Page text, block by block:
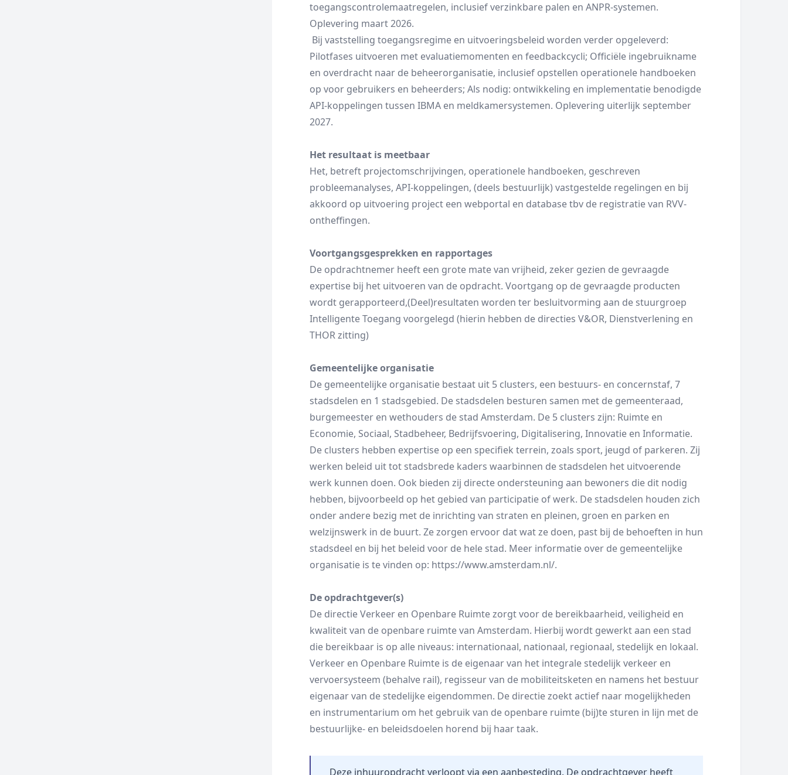
toegangscontrolemaatregelen, inclusief verzinkbare palen en ANPR-systemen.
Oplevering maart 2026.
Bij vaststelling toegangsregime en uitvoeringsbeleid worden verder opgeleverd:
Pilotfases uitvoeren met evaluatiemomenten en feedbackcycli; Officiële ingebruikname
en overdracht naar de beheerorganisatie, inclusief opstellen operationele handboeken
op voor gebruikers en beheerders; Als nodig: ontwikkeling en implementatie benodigde
API-koppelingen tussen IBMA en meldkamersystemen. Oplevering uiterlijk september
2027.
Het resultaat is meetbaar
Het, betreft projectomschrijvingen, operationele handboeken, geschreven
probleemanalyses, API-koppelingen, (deels bestuurlijk) vastgestelde regelingen en bij
akkoord op uitvoering project een webportal en database tbv de registratie van RVV-
ontheffingen.
Voortgangsgesprekken en rapportages
De opdrachtnemer heeft een grote mate van vrijheid, zeker gezien de gevraagde
expertise bij het uitvoeren van de opdracht. Voortgang op de gevraagde producten
wordt gerapporteerd,(Deel)resultaten worden ter besluitvorming aan de stuurgroep
Intelligente Toegang voorgelegd (hierin hebben de directies V&OR, Dienstverlening en
THOR zitting)
Gemeentelijke organisatie
De gemeentelijke organisatie bestaat uit 5 clusters, een bestuurs- en concernstaf, 7
stadsdelen en 1 stadsgebied. De stadsdelen besturen samen met de gemeenteraad,
burgemeester en wethouders de stad Amsterdam. De 5 clusters zijn: Ruimte en
Economie, Sociaal, Stadbeheer, Bedrijfsvoering, Digitalisering, Innovatie en Informatie.
De clusters hebben expertise op een specifiek terrein, zoals sport, jeugd of parkeren. Zij
werken beleid uit tot stadsbrede kaders waarbinnen de stadsdelen het uitvoerende
werk kunnen doen. Ook bieden zij directe ondersteuning aan bewoners die dit nodig
hebben, bijvoorbeeld op het gebied van participatie of werk. De stadsdelen houden zich
onder andere bezig met de inrichting van straten en pleinen, groen en parken en
welzijnswerk in de buurt. Ze zorgen ervoor dat wat ze doen, past bij de behoeften in hun
stadsdeel en bij het beleid voor de hele stad. Meer informatie over de gemeentelijke
organisatie is te vinden op: https://www.amsterdam.nl/.
De opdrachtgever(s)
De directie Verkeer en Openbare Ruimte zorgt voor de bereikbaarheid, veiligheid en
kwaliteit van de openbare ruimte van Amsterdam. Hierbij wordt gewerkt aan een stad
die bereikbaar is op alle niveaus: internationaal, nationaal, regionaal, stedelijk en lokaal.
Verkeer en Openbare Ruimte is de eigenaar van het integrale stedelijk verkeer en
vervoersysteem (behalve rail), regisseur van de mobiliteitsketen en namens het bestuur
eigenaar van de stedelijke eigendommen. De directie zoekt actief naar mogelijkheden
en instrumentarium om het gebruik van de openbare ruimte (bij)te sturen in lijn met de
bestuurlijke- en beleidsdoelen horend bij haar taak.
Deze inhuuropdracht verloopt via een aanbesteding. De opdrachtgever heeft